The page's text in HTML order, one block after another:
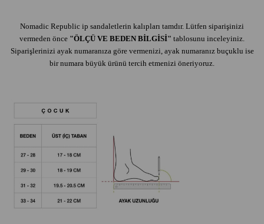
Nomadic Republic ip sandaletlerin kalıpları tamdır. Lütfen siparişinizi
vermeden önce "ÖLÇÜ VE BEDEN BİLGİSİ" tablosunu inceleyiniz.
Siparişlerinizi ayak numaranıza göre vermenizi, ayak numaranız buçuklu ise
bir numara büyük ürünü tercih etmenizi öneriyoruz.